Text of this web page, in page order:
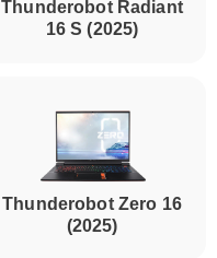
Thunderobot Radiant
16 S (2025)
Thunderobot Zero 16
(2025)